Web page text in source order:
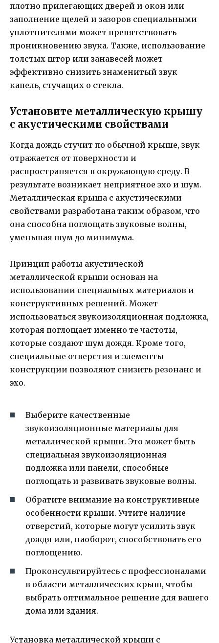
плотно прилегающих дверей и окон или
заполнение щелей и зазоров специальными
уплотнителями может препятствовать
проникновению звука. Также, использование
толстых штор или занавесей может
эффективно снизить знаменитый звук
капель, стучащих о стекла.
Установите металлическую крышу
с акустическими свойствами
Когда дождь стучит по обычной крыше, звук
отражается от поверхности и
распространяется в окружающую среду. В
результате возникает неприятное эхо и шум.
Металлическая крыша с акустическими
свойствами разработана таким образом, что
она способна поглощать звуковые волны,
уменьшая шум до минимума.
Принцип работы акустической
металлической крыши основан на
использовании специальных материалов и
конструктивных решений. Может
использоваться звукоизоляционная подложка,
которая поглощает именно те частоты,
которые создают шум дождя. Кроме того,
специальные отверстия и элементы
конструкции позволяют снизить резонанс и
эхо.
Выберите качественные
звукоизоляционные материалы для
металлической крыши. Это может быть
специальная звукоизоляционная
подложка или панели, способные
поглощать и развивать звуковые волны.
Обратите внимание на конструктивные
особенности крыши. Учтите наличие
отверстий, которые могут усилить звук
дождя или, наоборот, способствовать его
поглощению.
Проконсультируйтесь с профессионалами
в области металлических крыш, чтобы
выбрать оптимальное решение для вашего
дома или здания.
Установка металлической крыши с